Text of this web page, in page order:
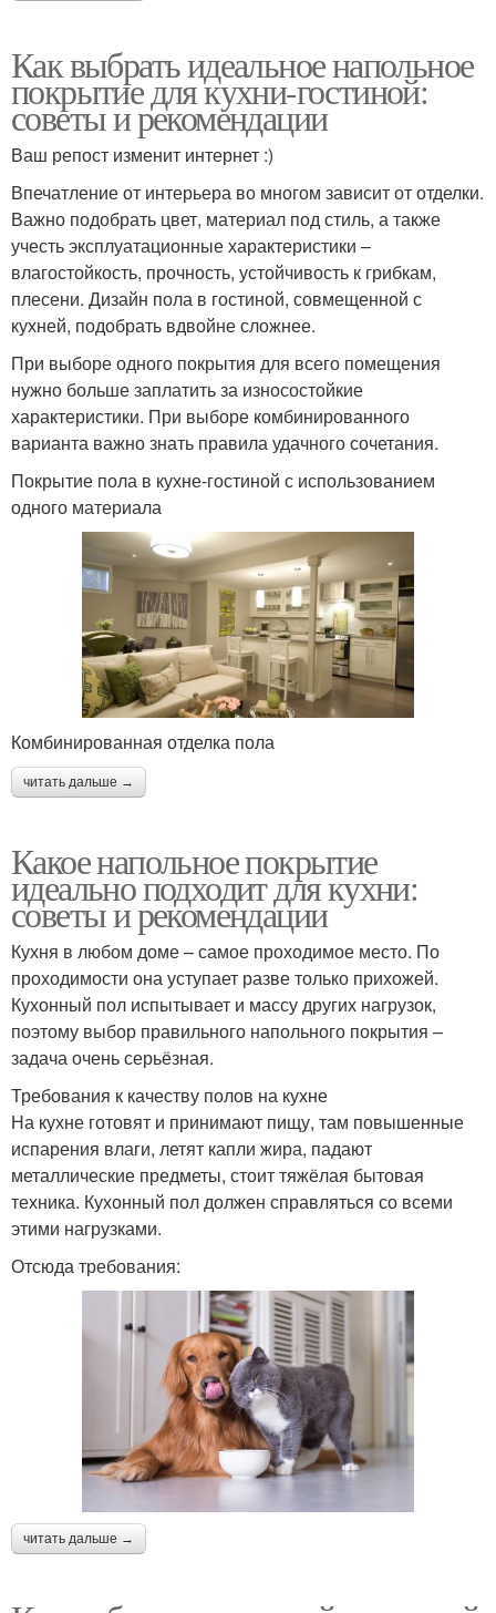
Как выбрать идеальное напольное
покрытие для кухни-гостиной:
советы и рекомендации
Ваш репост изменит интернет :)
Впечатление от интерьера во многом зависит от отделки.
Важно подобрать цвет, материал под стиль, а также
учесть эксплуатационные характеристики –
влагостойкость, прочность, устойчивость к грибкам,
плесени. Дизайн пола в гостиной, совмещенной с
кухней, подобрать вдвойне сложнее.
При выборе одного покрытия для всего помещения
нужно больше заплатить за износостойкие
характеристики. При выборе комбинированного
варианта важно знать правила удачного сочетания.
Покрытие пола в кухне-гостиной с использованием
одного материала
Комбинированная отделка пола
читать дальше →
Какое напольное покрытие
идеально подходит для кухни:
советы и рекомендации
Кухня в любом доме – самое проходимое место. По
проходимости она уступает разве только прихожей.
Кухонный пол испытывает и массу других нагрузок,
поэтому выбор правильного напольного покрытия –
задача очень серьёзная.
Требования к качеству полов на кухне
На кухне готовят и принимают пищу, там повышенные
испарения влаги, летят капли жира, падают
металлические предметы, стоит тяжёлая бытовая
техника. Кухонный пол должен справляться со всеми
этими нагрузками.
Отсюда требования:
читать дальше →